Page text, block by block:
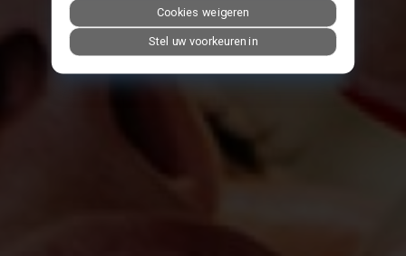
Cookies weigeren
Stel uw voorkeuren in